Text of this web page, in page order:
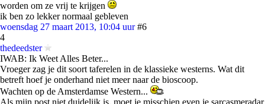
worden om ze vrij te krijgen
ik ben zo lekker normaal gebleven
woensdag 27 maart 2013, 10:04 uur #6
4
thedeedster
IWAB: Ik Weet Alles Beter...
Vroeger zag je dit soort taferelen in de klassieke westerns. Wat dit
betreft hoef je onderhand niet meer naar de bioscoop.
Wachten op de Amsterdamse Western...
Als mijn post niet duidelijk is, moet je misschien even je sarcasmeradar